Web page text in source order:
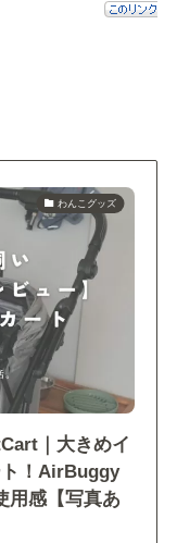
わんこグッズ
｜大きめイ
ト！AirBuggy
用感【写真あ